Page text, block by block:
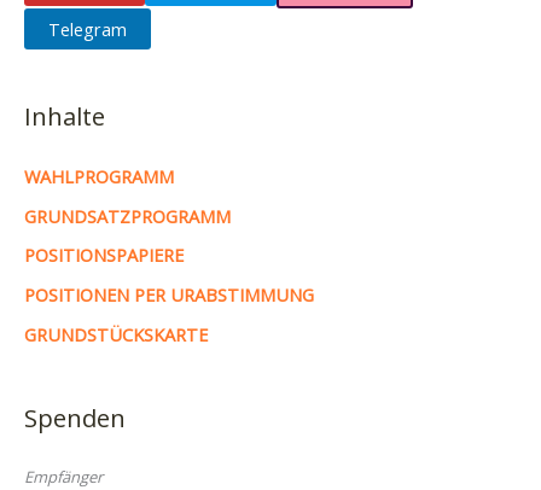
Telegram
Inhalte
WAHLPROGRAMM
GRUNDSATZPROGRAMM
POSITIONSPAPIERE
POSITIONEN PER URABSTIMMUNG
GRUNDSTÜCKSKARTE
Spenden
Empfänger